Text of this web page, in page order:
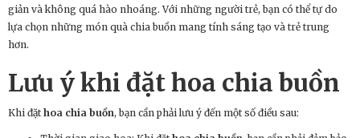
giản và không quá hào nhoáng. Với những người trẻ, bạn có thể tự do
lựa chọn những món quà chia buồn mang tính sáng tạo và trẻ trung
hơn.
Lưu ý khi đặthoa chia buồn
Khi đặt hoa chia buồn, bạn cần phải lưu ý đến một số điều sau: